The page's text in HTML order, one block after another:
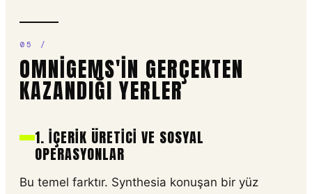
OMNIGEMS'IN GERÇEKTEN
KAZANDIĞI YERLER
1. İÇERIK ÜRETICI VE SOSYAL
OPERASYONLAR
Bu temel farktır. Synthesia konuşan bir yüz